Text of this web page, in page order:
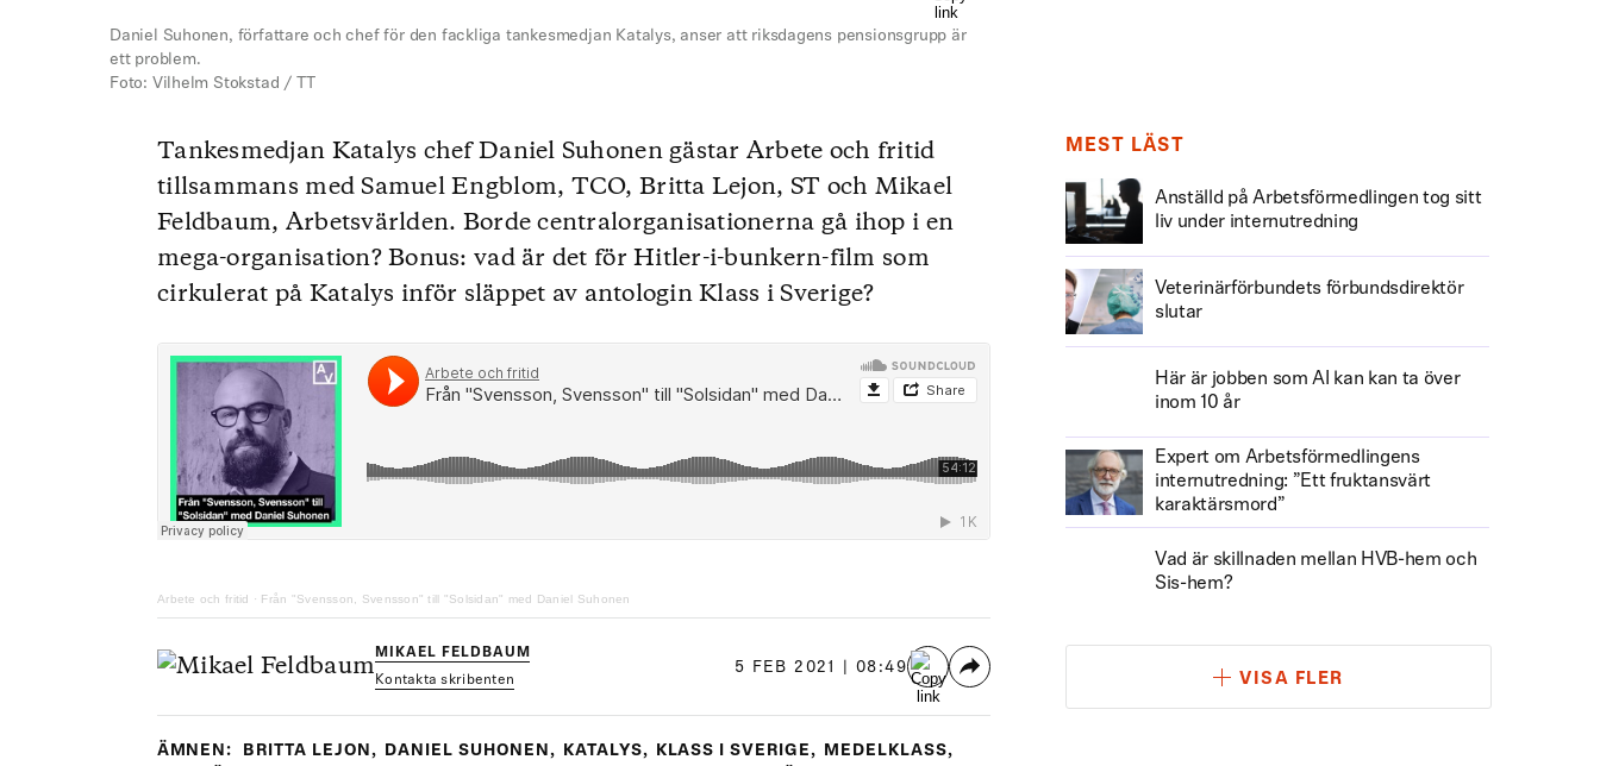
Daniel Suhonen, författare och chef för den fackliga tankesmedjan Katalys, anser att riksdagens pensionsgrupp är
ett problem.
Foto: Vilhelm Stokstad / TT
Tankesmedjan Katalys chef Daniel Suhonen gästar Arbete och fritid
tillsammans med Samuel Engblom, TCO, Britta Lejon, ST och Mikael
Feldbaum, Arbetsvärlden. Borde centralorganisationerna gå ihop i en
mega-organisation? Bonus: vad är det för Hitler-i-bunkern-film som
cirkulerat på Katalys inför släppet av antologin Klass i Sverige?
Arbete och fritid · Från "Svensson, Svensson" till "Solsidan" med Daniel Suhonen
MIKAEL FELDBAUM
Kontakta skribenten
5 FEB 2021 | 08:49
ÄMNEN: BRITTA LEJON, DANIEL SUHONEN, KATALYS, KLASS I SVERIGE, MEDELKLASS,
MEST LÄST
Anställd på Arbetsförmedlingen tog sitt
liv under internutredning
Veterinärförbundets förbundsdirektör
slutar
Här är jobben som AI kan kan ta över
inom 10 år
Expert om Arbetsförmedlingens
internutredning: ”Ett fruktansvärt
karaktärsmord”
Vad är skillnaden mellan HVB-hem och
Sis-hem?
VISA FLER